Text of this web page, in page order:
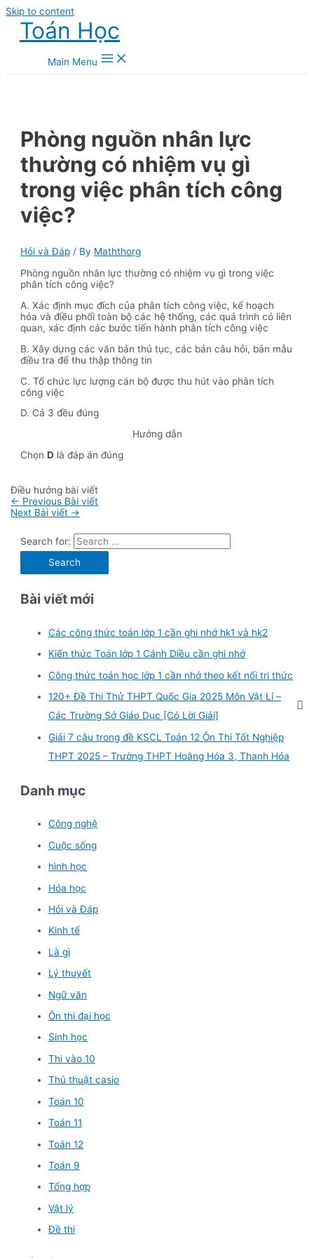
Skip to content
Toán Học
Main Menu
Phòng nguồn nhân lực
thường có nhiệm vụ gì
trong việc phân tích công
việc?
Hỏi và Đáp / By Maththorg
Phòng nguồn nhân lực thường có nhiệm vụ gì trong việc
phân tích công việc?
A. Xác định mục đích của phân tích công việc, kế hoạch
hóa và điều phối toàn bộ các hệ thống, các quá trình có liên
quan, xác định các bước tiến hành phân tích công việc
B. Xây dựng các văn bản thủ tục, các bản câu hỏi, bản mẫu
điều tra để thu thập thông tin
C. Tổ chức lực lượng cán bộ được thu hút vào phân tích
công việc
D. Cả 3 đều đúng
Hướng dẫn
ChọnD là đáp án đúng
Điều hướng bài viết
← Previous Bài viết
Next Bài viết →
Search for:
Bài viết mới
Các công thức toán lớp 1 cần ghi nhớ hk1 và hk2
Kiến thức Toán lớp 1 Cánh Diều cần ghi nhớ
Công thức toán học lớp 1 cần nhớ theo kết nối tri thức
120+ Đề Thi Thử THPT Quốc Gia 2025 Môn Vật Lí –
Các Trường Sở Giáo Dục [Có Lời Giải]
Giải 7 câu trong đề KSCL Toán 12 Ôn Thi Tốt Nghiệp
THPT 2025 – Trường THPT Hoằng Hóa 3, Thanh Hóa
Danh mục
Công nghệ
Cuộc sống
hình học
Hóa học
Hỏi và Đáp
Kinh tế
Là gì
Lý thuyết
Ngữ văn
Ôn thi đại học
Sinh học
Thi vào 10
Thủ thuật casio
Toán 10
Toán 11
Toán 12
Toán 9
Tổng hợp
Vật lý
Đề thi